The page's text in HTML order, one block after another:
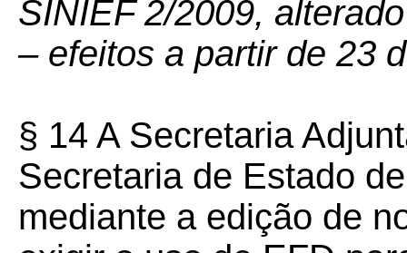
SINIEF 2/2009,
– efeitos a partir de 23
§ 14 A Secretaria
Secretaria de Estado
mediante a edição de